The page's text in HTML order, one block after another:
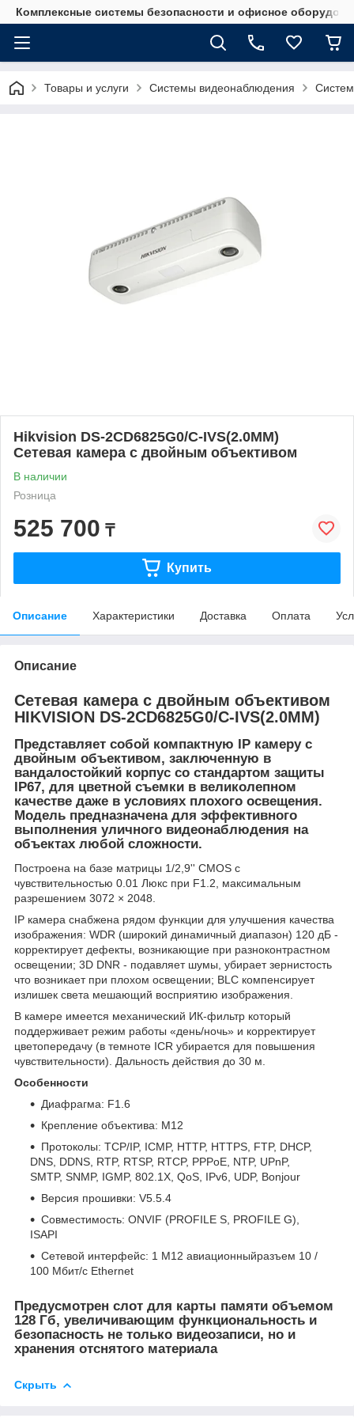
Комплексные системы безопасности и офисное
Товары и услуги Системы видеонаблюдения
Hikvision DS-2CD6825G0/C-IVS(2.0MM)
Сетевая камера с двойным объективом
В наличии
Розница
525 700 ₸
Купить
Описание Характеристики Доставка Оплата
Описание
Сетевая камера с двойным объективом
HIKVISION DS-2CD6825G0/C-IVS(2.0MM)
Представляет собой компактную IP камеру с
двойным объективом, заключенную в
вандалостойкий корпус со стандартом защиты
IP67, для цветной съемки в великолепном
качестве даже в условиях плохого освещения.
Модель предназначена для эффективного
выполнения уличного видеонаблюдения на
объектах любой сложности.
Построена на базе матрицы 1/2,9'' CMOS с
чувствительностью 0.01 Люкс при F1.2, максимальным
разрешением 3072 × 2048.
IP камера снабжена рядом функции для улучшения качества
изображения: WDR (широкий динамичный диапазон) 120 дБ -
корректирует дефекты, возникающие при разноконтрастном
освещении; 3D DNR - подавляет шумы, убирает зернистость
что возникает при плохом освещении; BLC компенсирует
излишек света мешающий восприятию изображения.
В камере имеется механический ИК-фильтр который
поддерживает режим работы «день/ночь» и корректирует
цветопередачу (в темноте ICR убирается для повышения
чувствительности). Дальность действия до 30 м.
Особенности
Диафрагма: F1.6
Крепление объектива: М12
Протоколы: TCP/IP, ICMP, HTTP, HTTPS, FTP, DHCP,
DNS, DDNS, RTP, RTSP, RTCP, PPPoE, NTP, UPnP,
SMTP, SNMP, IGMP, 802.1X, QoS, IPv6, UDP, Bonjour
Версия прошивки: V5.5.4
Совместимость: ONVIF (PROFILE S, PROFILE G),
ISAPI
Сетевой интерфейс: 1 M12 авиационныйразъем 10 /
100 Мбит/с Ethernet
Предусмотрен слот для карты памяти объемом
128 Гб, увеличивающим функциональность и
безопасность не только видеозаписи, но и
хранения отснятого материала
Скрыть